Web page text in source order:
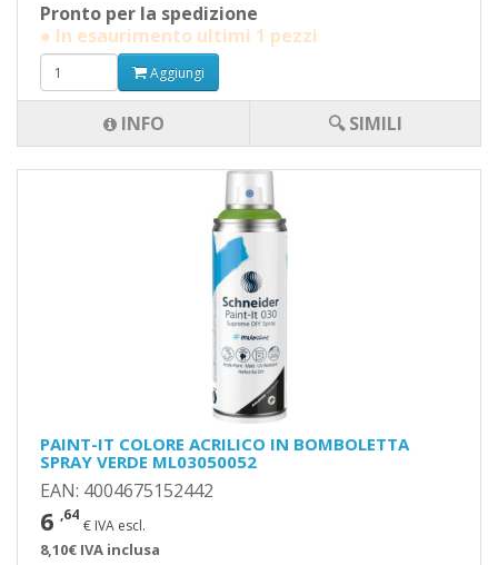
Pronto per la spedizione
● In esaurimento ultimi 1 pezzi
Aggiungi
INFO 🔍 SIMILI
PAINT-IT COLORE ACRILICO IN BOMBOLETTA
SPRAY VERDE ML03050052
EAN: 4004675152442
6 ,64
€ IVA escl.
8,10€ IVA inclusa